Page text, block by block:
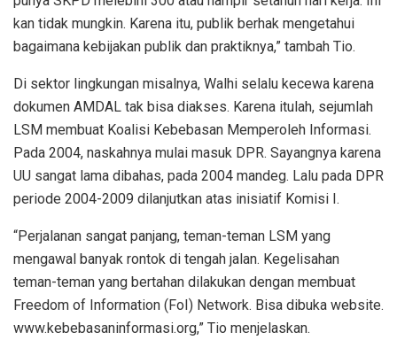
kan tidak mungkin. Karena itu, publik berhak mengetahui
bagaimana kebijakan publik dan praktiknya,” tambah Tio.
Di sektor lingkungan misalnya, Walhi selalu kecewa karena
dokumen AMDAL tak bisa diakses. Karena itulah, sejumlah
LSM membuat Koalisi Kebebasan Memperoleh Informasi.
Pada 2004, naskahnya mulai masuk DPR. Sayangnya karena
UU sangat lama dibahas, pada 2004 mandeg. Lalu pada DPR
periode 2004-2009 dilanjutkan atas inisiatif Komisi I.
“Perjalanan sangat panjang, teman-teman LSM yang
mengawal banyak rontok di tengah jalan. Kegelisahan
teman-teman yang bertahan dilakukan dengan membuat
Freedom of Information (FoI) Network. Bisa dibuka website.
www.kebebasaninformasi.org,” Tio menjelaskan.